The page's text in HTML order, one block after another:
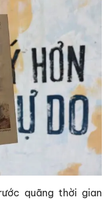
quãng thời gian